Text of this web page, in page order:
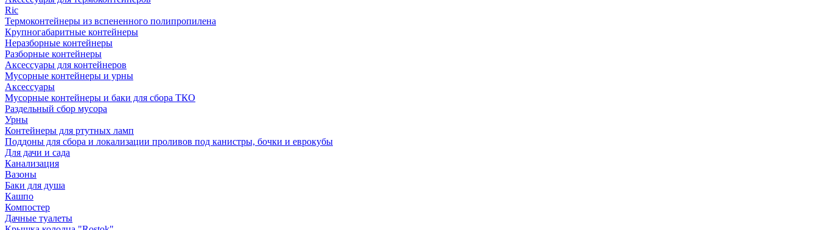
Ric
Термоконтейнеры из вспененного полипропилена
Крупногабаритные контейнеры
Неразборные контейнеры
Разборные контейнеры
Аксессуары для контейнеров
Мусорные контейнеры и урны
Аксессуары
Мусорные контейнеры и баки для сбора ТКО
Раздельный сбор мусора
Урны
Контейнеры для ртутных ламп
Поддоны для сбора и локализации проливов под канистры, бочки и еврокубы
Для дачи и сада
Канализация
Вазоны
Баки для душа
Кашпо
Компостер
Дачные туалеты